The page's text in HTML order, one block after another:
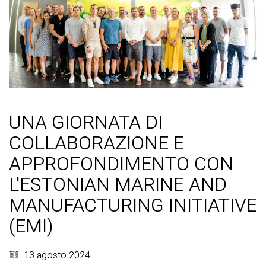
UNA GIORNATA DI
COLLABORAZIONE E
APPROFONDIMENTO CON
L'ESTONIAN MARINE AND
MANUFACTURING INITIATIVE
(EMI)
13 agosto 2024